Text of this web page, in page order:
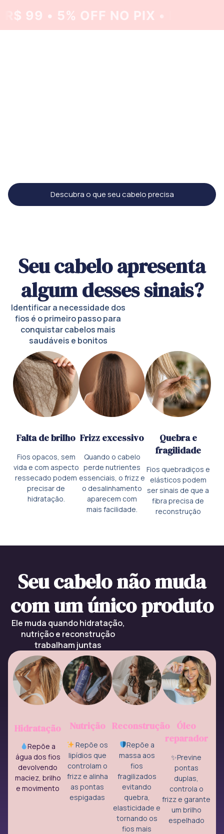
• 5% OFF NO PIX • PARCELE
Descubra o que seu cabelo precisa
Seu cabelo apresenta
algum desses sinais?
Identificar a necessidade dos
fios é o primeiro passo para
conquistar cabelos mais
saudáveis e bonitos
Falta de brilho
Fios opacos, sem
vida e com aspecto
ressecado podem
precisar de
hidratação.
Frizz excessivo
Quando o cabelo
perde nutrientes
essenciais, o frizz e
o desalinhamento
aparecem com
mais facilidade.
Quebra e
fragilidade
Fios quebradiços e
elásticos podem
ser sinais de que a
fibra precisa de
reconstrução
Seu cabelo não muda
com um único produto
Ele muda quando hidratação,
nutrição e reconstrução
trabalham juntas
Hidratação
Repõe a
água dos fios
devolvendo
maciez, brilho
e movimento
Nutrição
Repõe os
lipídios que
controlam o
frizz e alinha
as pontas
espigadas
Reconstrução
Repõe a
massa aos
fios
fragilizados
evitando
quebra,
elasticidade e
tornando os
fios mais
Óleo
reparador
✨Previne
pontas
duplas,
controla o
frizz e garante
um brilho
espelhado